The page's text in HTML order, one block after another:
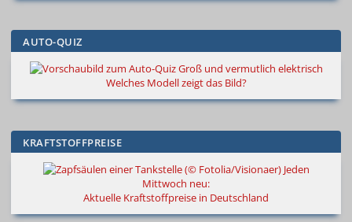
AUTO-QUIZ
Groß und vermutlich elektrisch
Welches Modell zeigt das Bild?
KRAFTSTOFFPREISE
Jeden
Mittwoch neu:
Aktuelle Kraftstoffpreise in Deutschland